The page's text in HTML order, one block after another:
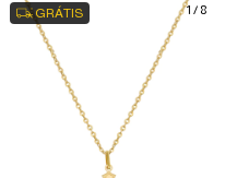
1 / 8
GRÁTIS